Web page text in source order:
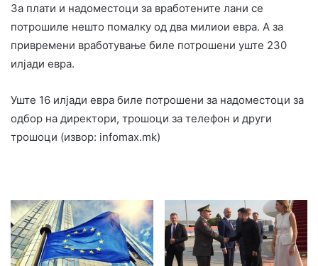
За плати и надоместоци за вработените лани се
потрошиле нешто помалку од два милиои евра. А за
привремени вработување биле потрошени уште 230
илјади евра.
Уште 16 илјади евра биле потрошени за надоместоци за
одбор на директори, трошоци за телефон и други
трошоци (извор: infomax.mk)